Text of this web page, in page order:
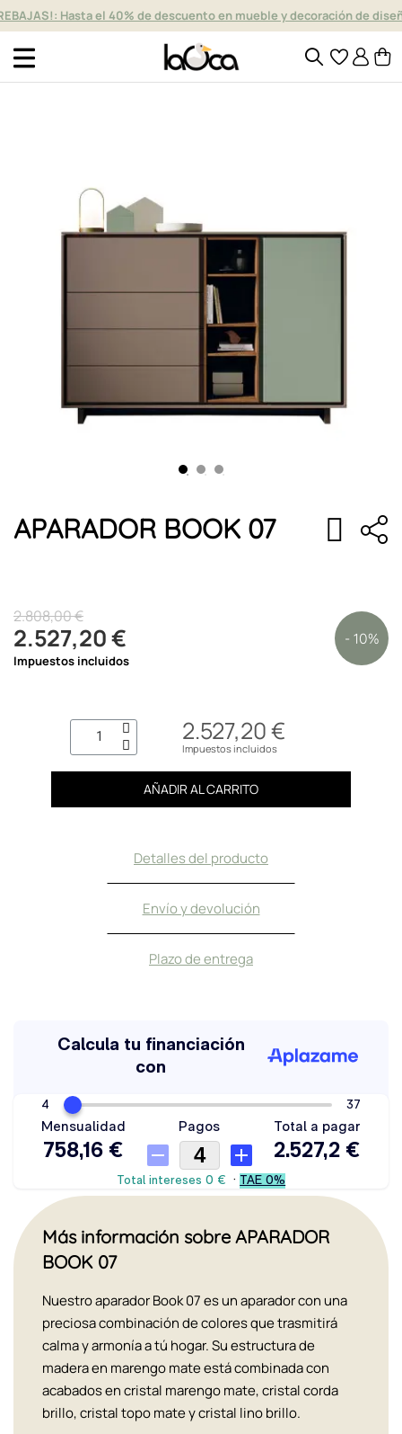
Hasta el 40% de descuento en mueble y decoración de
APARADOR BOOK 07
2.808,00 €
2.527,20 € - 10%
Impuestos incluidos
2.527,20 €
Impuestos incluidos
AÑADIR AL CARRITO
Detalles del producto
Envío y devolución
Plazo de entrega
Más información sobre APARADOR
BOOK 07
Nuestro aparador Book 07 es un aparador con una
preciosa combinación de colores que trasmitirá
calma y armonía a tú hogar. Su estructura de
madera en marengo mate está combinada con
acabados en cristal marengo mate, cristal corda
brillo, cristal topo mate y cristal lino brillo.